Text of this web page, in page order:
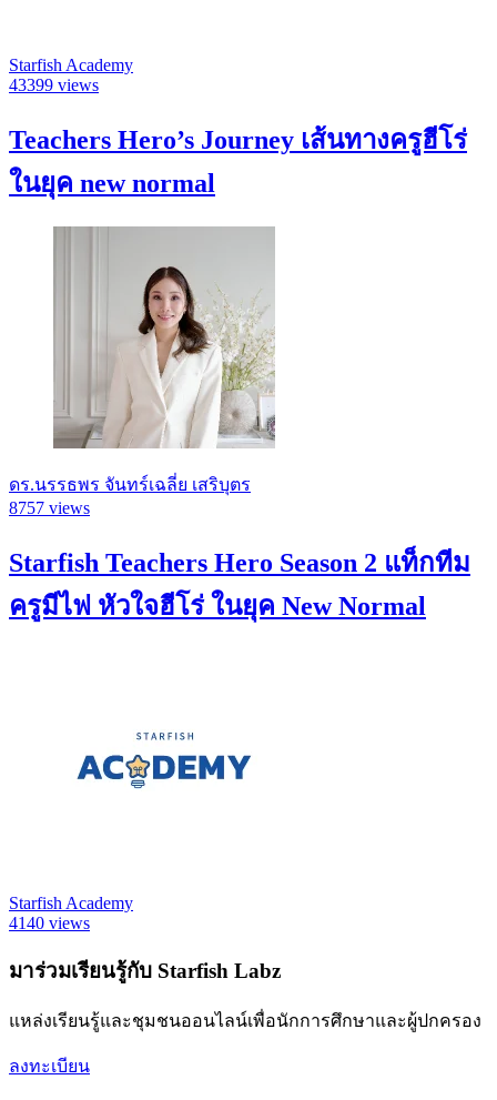
Starfish Academy
43399 views
Teachers Hero’s Journey เส้นทางครูฮีโร่
ในยุค new normal
ดร.นรรธพร จันทร์เฉลี่ย เสริบุตร
8757 views
Starfish Teachers Hero Season 2 แท็กทีม
ครูมีไฟ หัวใจฮีโร่ ในยุค New Normal
Starfish Academy
4140 views
มาร่วมเรียนรู้กับ Starfish Labz
แหล่งเรียนรู้และชุมชนออนไลน์เพื่อนักการศึกษาและผู้ปกครอง
ลงทะเบียน